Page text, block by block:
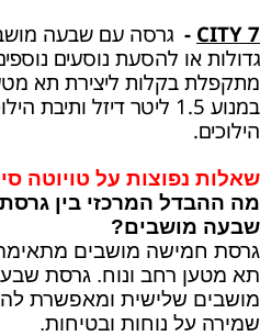
- CITY 7
גרסה עם שבעה
גדולות או להסעת נוסעים
מתקפלת בקלות ליצירת תא
הילוכים.
שאלות נפוצות על טויוטה סיטי
מה ההבדל המרכזי בין
שבעה מושבים?
גרסת חמישה מושבים
תא מטען רחב ונוח. גרסת
מושבים שלישית ומאפשרת
שמירה על נוחות ובטיחות.